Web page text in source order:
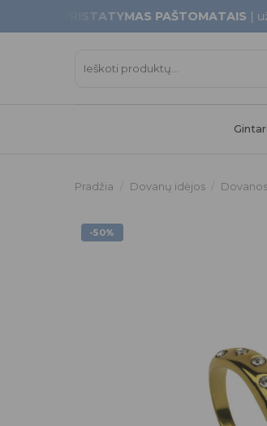
to
PRISTATYMAS PAŠTOMATAIS|
Pradžia Dovanų idėjos
-50%